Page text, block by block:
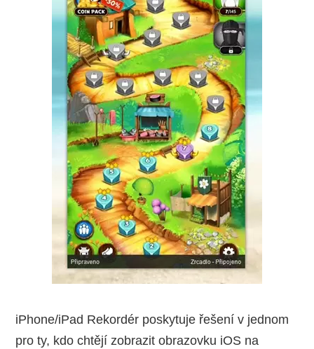
iPhone/iPad Rekordér poskytuje řešení v jednom
pro ty, kdo chtějí zobrazit obrazovku iOS na